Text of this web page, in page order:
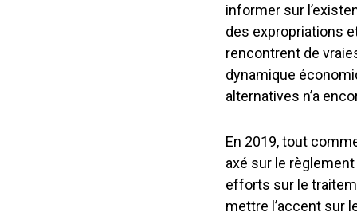
informer sur
des expropriations
rencontrent de
dynamique
alternatives n’a
En 2019, tout
axé sur le
efforts sur le
mettre l’accent sur